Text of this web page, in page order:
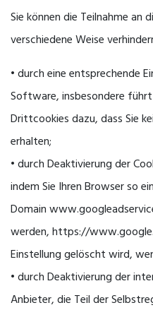
Sie können die Teilnahme an
verschiedene Weise
• durch eine entsprechende
Software, insbesondere
Drittcookies dazu, dass Sie
erhalten;
• durch Deaktivierung der
indem Sie Ihren Browser so
Domain
werden, https://
Einstellung gelöscht wird,
• durch Deaktivierung der
Anbieter, die Teil der